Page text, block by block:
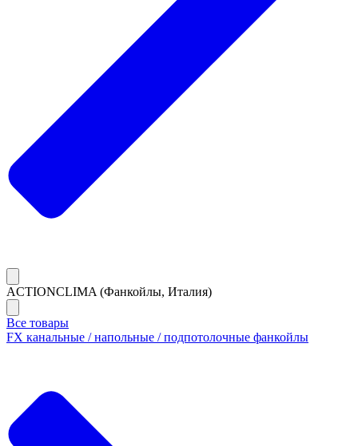
ACTIONCLIMA (Фанкойлы, Италия)
Все товары
FX канальные / напольные / подпотолочные фанкойлы